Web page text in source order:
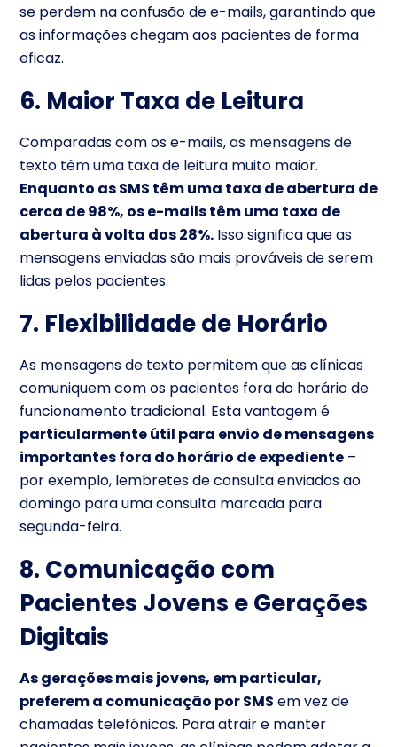
se perdem na confusão de e-mails, garantindo que
as informações chegam aos pacientes de forma
eficaz.
6. Maior Taxa de Leitura
Comparadas com os e-mails,as mensagens de
texto têm uma taxa de leitura muito maior.
Enquanto as SMS têm uma taxa de abertura de
cerca de 98%, os e-mails têm uma taxa de
abertura à volta dos 28%. Isso significa que as
mensagens enviadas são mais prováveis de serem
lidas pelos pacientes.
7. Flexibilidade de Horário
As mensagens de texto permitem que as clínicas
comuniquem com os pacientes fora do horário de
funcionamento tradicional. Esta vantagem é
particularmente útil para envio de mensagens
importantes fora do horário de expediente –
por exemplo, lembretes de consulta enviados ao
domingo para uma consulta marcada para
segunda-feira.
8. Comunicação com
Pacientes Jovens e Gerações
Digitais
As gerações mais jovens, em particular,
preferem a comunicação por SMS em vez de
chamadas telefónicas. Para atrair e manter